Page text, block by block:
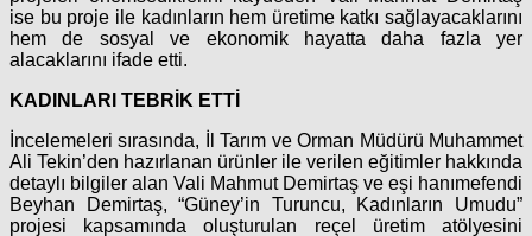
ise bu proje ile kadınların hem üretime katkı sağlayacaklarını
hem de sosyal ve ekonomik hayatta daha fazla yer
alacaklarını ifade etti.
KADINLARI TEBRİK ETTİ
İncelemeleri sırasında, İl Tarım ve Orman Müdürü Muhammet
Ali Tekin’den hazırlanan ürünler ile verilen eğitimler hakkında
detaylı bilgiler alan Vali Mahmut Demirtaş ve eşi hanımefendi
Beyhan Demirtaş, “Güney’in Turuncu, Kadınların Umudu”
projesi kapsamında oluşturulan reçel üretim atölyesini